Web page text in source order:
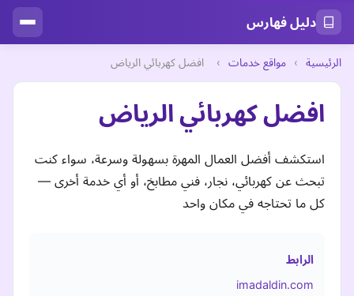
دليل فهارس
الرئيسية › مواقع خدمات › افضل كهربائي الرياض
افضل كهربائي الرياض
استكشف أفضل العمال المهرة بسهولة وسرعة، سواء كنت
تبحث عن كهربائي، نجار، فني مطابخ، أو أي خدمة أخرى —
كل ما تحتاجه في مكان واحد
الرابط
imadaldin.com